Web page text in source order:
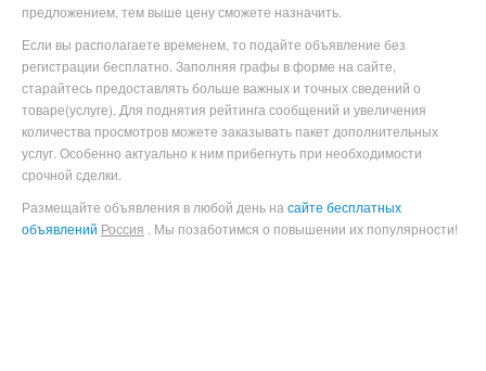
предложением, тем выше цену сможете назначить.
Если вы располагаете временем, то подайте объявление без
регистрации бесплатно. Заполняя графы в форме на сайте,
старайтесь предоставлять больше важных и точных сведений о
товаре(услуге). Для поднятия рейтинга сообщений и увеличения
количества просмотров можете заказывать пакет дополнительных
услуг. Особенно актуально к ним прибегнуть при необходимости
срочной сделки.
Размещайте объявления в любой день на сайте бесплатных
объявлений Россия . Мы позаботимся о повышении их популярности!